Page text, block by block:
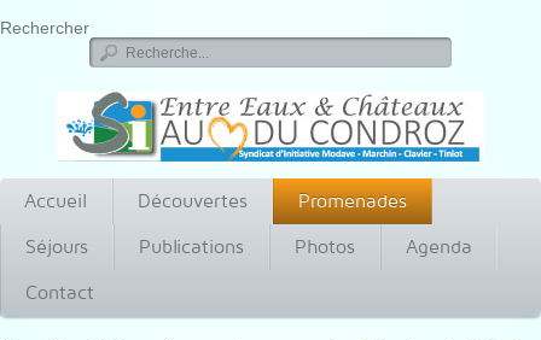
Rechercher
Accueil Découvertes
Promenades
Séjours
Publications Photos
Agenda
Contact